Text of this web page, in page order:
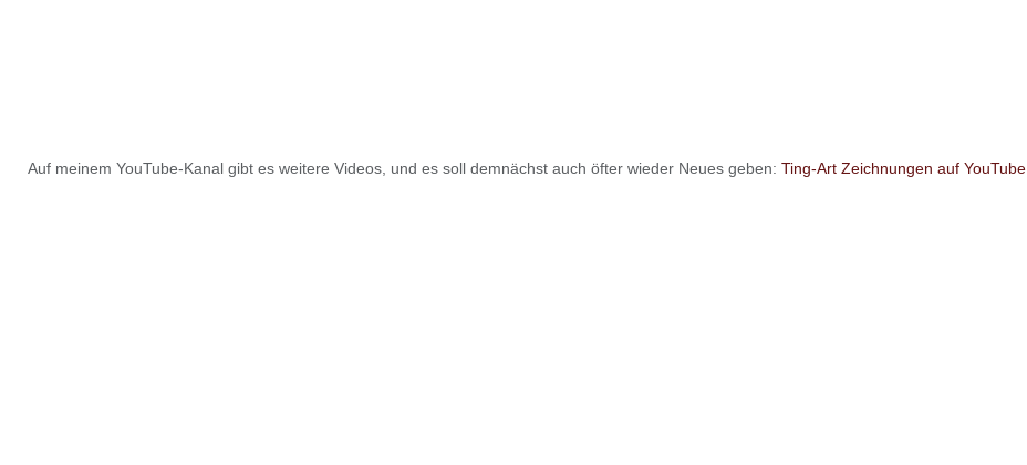
Auf meinem YouTube-Kanal gibt es weitere Videos, und es soll demnächst auch öfter wieder Neues geben: Ting-Art Zeichnungen auf YouTube